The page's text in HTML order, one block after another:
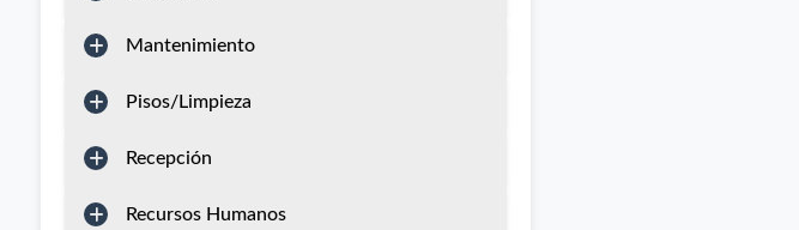
Mantenimiento
Pisos/Limpieza
Recepción
Recursos Humanos